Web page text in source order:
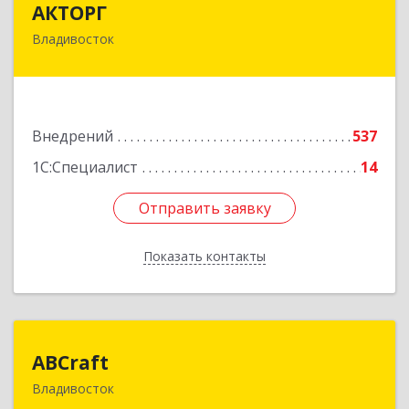
АКТОРГ
Владивосток
Внедрений
537
1С:Специалист
14
Отправить заявку
Показать контакты
690002, Приморский край, Владивосток г,
Отправить заявку
Назад
ABCraft
Владивосток690089, Приморский край, Владивосток г,